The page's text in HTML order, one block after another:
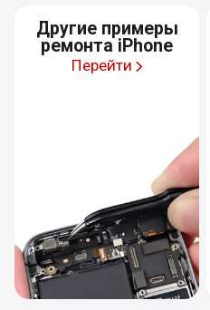
Другие примеры
ремонта iPhone
Перейти